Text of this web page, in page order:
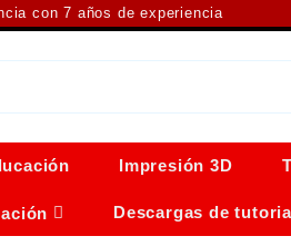
con 7 años de experiencia
Impresión 3D
Descargas de